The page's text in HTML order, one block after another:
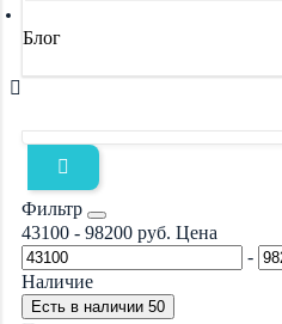
Блог
Фильтр
43100 - 98200 руб. Цена
-
Наличие
Есть в наличии 50